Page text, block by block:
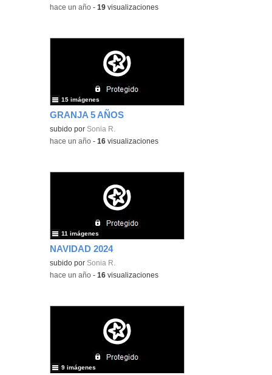
-hace un año -19 visualizaciones
GRANJA 5 AÑOS
subido por Sonia R.
15 imágenes
-hace un año -16 visualizaciones
NAVIDAD 2024
subido por Sonia R.
11 imágenes
-hace un año -16 visualizaciones
9 imágenes